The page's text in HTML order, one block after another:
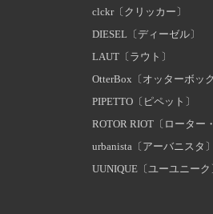
clckr〔クリッカー〕
DIESEL〔ディーゼル〕
LAUT〔ラウト〕
OtterBox〔オッターボック
PIPETTO〔ピペット〕
ROTOR RIOT〔ローター
urbanista〔アーバニスタ〕
UUNIQUE〔ユーユニーク